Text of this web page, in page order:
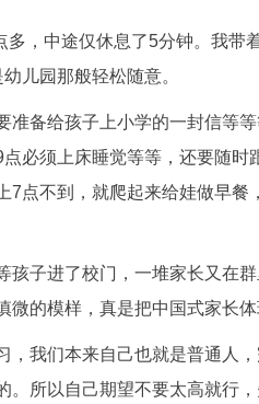
，中途仅休息了5分钟。我带
儿园那般轻松随意。
准备给孩子上小学的一封信等
必须上床睡觉等等，还要随时
7点不到，就爬起来给娃做早餐
子进了校门，一堆家长又在
的模样，真是把中国式家长体
我们本来自己也就是普通人
所以自己期望不要太高就行